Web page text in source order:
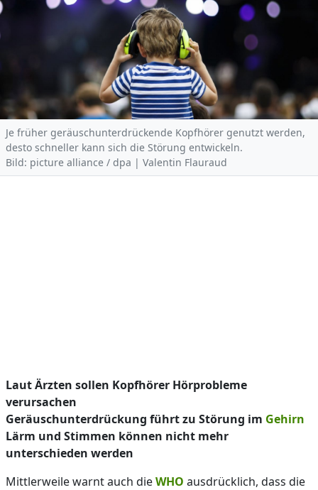
Je früher geräuschunterdrückende Kopfhörer genutzt werden,
desto schneller kann sich die Störung entwickeln.
Bild: picture alliance / dpa | Valentin Flauraud
Laut Ärzten sollen Kopfhörer Hörprobleme
verursachen
Geräuschunterdrückung führt zu Störung im Gehirn
Lärm und Stimmen können nicht mehr
unterschieden werden
Mittlerweile warnt auch dieWHO ausdrücklich, dass die